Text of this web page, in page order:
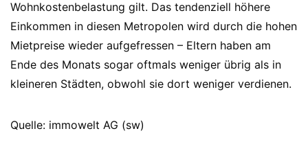
Wohnkostenbelastung gilt. Das tendenziell höhere
Einkommen in diesen Metropolen wird durch die hohen
Mietpreise wieder aufgefressen – Eltern haben am
Ende des Monats sogar oftmals weniger übrig als in
kleineren Städten, obwohl sie dort weniger verdienen.
Quelle: immowelt AG (sw)